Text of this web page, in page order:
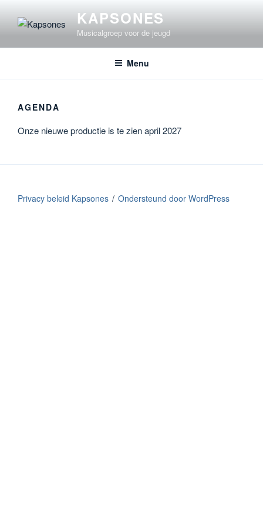
inhoud
KAPSONES
Musicalgroep voor de jeugd
Menu
AGENDA
Onze nieuwe productie is te zien april 2027
Privacy beleid Kapsones Ondersteund door WordPress